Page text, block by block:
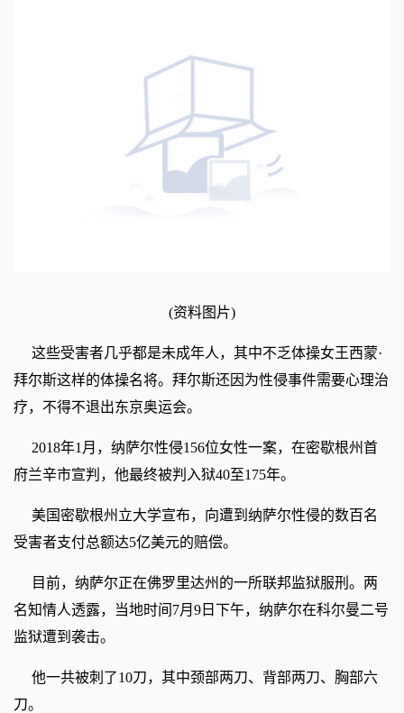
(资料图片)
这些受害者几乎都是未成年人，其中不乏体操女王西蒙·
拜尔斯这样的体操名将。拜尔斯还因为性侵事件需要心理治
疗，不得不退出东京奥运会。
2018年1月，纳萨尔性侵156位女性一案，在密歇根州首
府兰辛市宣判，他最终被判入狱40至175年。
美国密歇根州立大学宣布，向遭到纳萨尔性侵的数百名
受害者支付总额达5亿美元的赔偿。
目前，纳萨尔正在佛罗里达州的一所联邦监狱服刑。两
名知情人透露，当地时间7月9日下午，纳萨尔在科尔曼二号
监狱遭到袭击。
他一共被刺了10刀，其中颈部两刀、背部两刀、胸部六
刀。